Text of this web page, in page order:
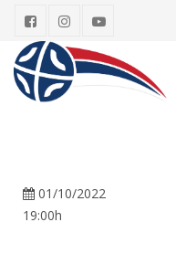
01/10/2022
19:00h